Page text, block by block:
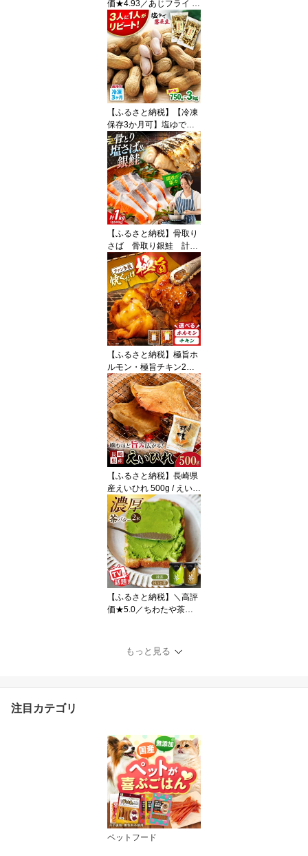
価★4.93／あじフライ 1
6枚 48枚 / 小分け あじフ
ライ 鯵フライ あじふら
い アジフライ 鯵 あじ ア
ジ おかず 惣菜 冷凍 揚げ
物 魚フライ / 大村市 / 株
式会社ナガスイ[ACYQ02
3]
【ふるさと納税】【冷凍
保存3か月可】塩ゆで落
花生 選べる容量 / ゆでぴ
ー 落花生 ピーナッツ ナ
ッツ おつまみ おやつ / 大
村市 / 浦川豆店[ACZR00
2]
【ふるさと納税】骨取り
さば 骨取り銀鮭 計1k
g （銀鮭 500g/さば500
g） / 骨なし 骨取り 下処
理不要 子ども 安心 冷凍
鮭 銀鮭 サケ さけ しゃけ
シャケ さば サバ 鯖 切身
切り身 / 大村市 / かとり
ストアー[ACAN153]
【ふるさと納税】極旨ホ
ルモン・極旨チキン2種
セット 計約1.3kg / 焼肉
チキン 鶏肉 ホルモン ほ
るもん 塩ホルモン 豚ホ
ルモン 国産 豚 胃袋 焼肉
塩味 BBQ/ 大村市 / 焼肉
大福[ACAX001]
【ふるさと納税】長崎県
産えいひれ 500g / えいひ
れ エイヒレ 国産 おつま
み / 大村市 / 株式会社ナ
ガスイ[ACYQ014]
【ふるさと納税】＼高評
価★5.0／ちわたや茶バ
ほうじ茶 ばたー バター
そのぎ茶 焙じ茶 ギフト
もっと見る
注目カテゴリ
ペットフード